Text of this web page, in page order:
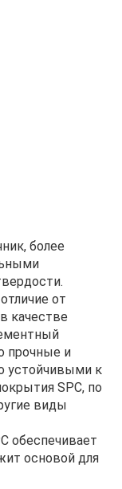
более
от
качестве
прочные и
устойчивыми к
SPC, по
виды
обеспечивает
основой для